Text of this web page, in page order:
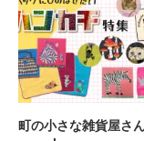
町の小さな雑貨屋さ